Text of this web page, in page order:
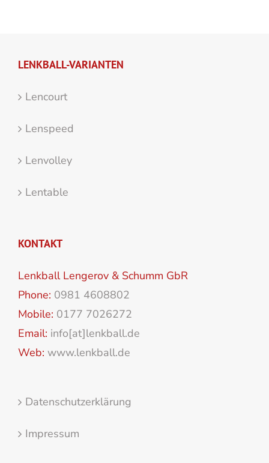
LENKBALL-VARIANTEN
Lencourt
Lenspeed
Lenvolley
Lentable
KONTAKT
Lenkball Lengerov & Schumm GbR
Phone: 0981 4608802
Mobile: 0177 7026272
Email: info[at]lenkball.de
Web: www.lenkball.de
Datenschutzerklärung
Impressum